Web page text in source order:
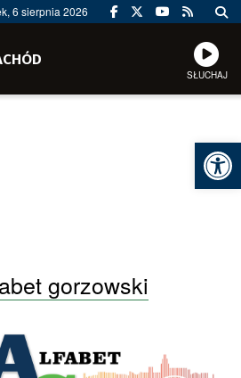
6 sierpnia 2026
SŁUCHAJ
gorzowski